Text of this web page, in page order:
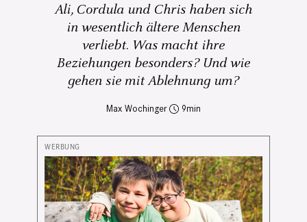
Ali, Cordula und Chris haben sich
in wesentlich ältere Menschen
verliebt. Was macht ihre
Beziehungen besonders? Und wie
gehen sie mit Ablehnung um?
Max Wochinger 9